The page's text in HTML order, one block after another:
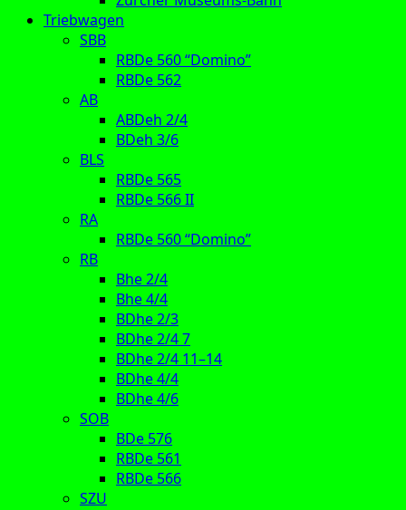
Triebwagen
SBB
RBDe 560 “Domino”
RBDe 562
AB
ABDeh 2/4
BDeh 3/6
BLS
RBDe 565
RBDe 566 II
RA
RBDe 560 “Domino”
RB
Bhe 2/4
Bhe 4/4
BDhe 2/3
BDhe 2/4 7
BDhe 2/4 11–14
BDhe 4/4
BDhe 4/6
SOB
BDe 576
RBDe 561
RBDe 566
SZU